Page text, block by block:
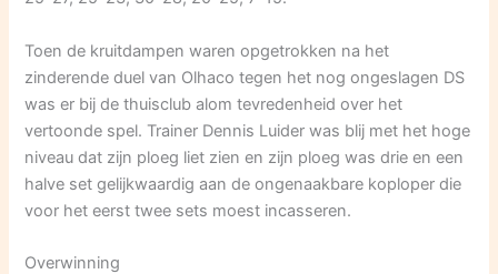
Toen de kruitdampen waren opgetrokken na het
zinderende duel van Olhaco tegen het nog ongeslagen DS
was er bij de thuisclub alom tevredenheid over het
vertoonde spel. Trainer Dennis Luider was blij met het hoge
niveau dat zijn ploeg liet zien en zijn ploeg was drie en een
halve set gelijkwaardig aan de ongenaakbare koploper die
voor het eerst twee sets moest incasseren.
Overwinning